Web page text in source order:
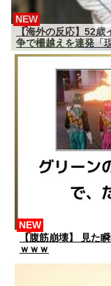
【海外の反応】52
争で柵越えを連発「
NEW
【腹筋崩壊】 見た
ｗｗｗ
NEW